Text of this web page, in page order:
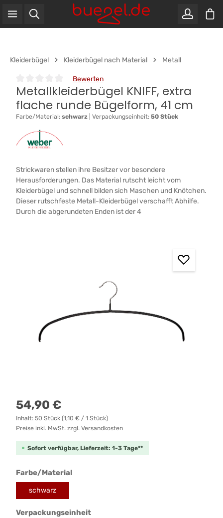
Zum Hauptinhalt springen
Kleiderbügel Kleiderbügel nach Material Metall
Durchschnittliche Bewertung von 0 von 5 Sternen
Bewerten
Metallkleiderbügel KNIFF, extra
flache runde Bügelform, 41 cm
Farbe/Material: schwarz Verpackungseinheit: 50 Stück
Strickwaren stellen ihre Besitzer vor besondere
Herausforderungen. Das Material rutscht leicht vom
Kleiderbügel und schnell bilden sich Maschen und Knötchen.
Dieser rutschfeste Metall-Kleiderbügel verschafft Abhilfe.
Durch die abgerundeten Enden ist der 4
Regulärer Preis:
54,90 €
Inhalt: 50 Stück (1,10 € / 1 Stück)
Preise inkl. MwSt. zzgl. Versandkosten
Sofort verfügbar, Lieferzeit: 1-3 Tage**
Farbe/Materialauswählen
schwarz
Verpackungseinheitauswählen